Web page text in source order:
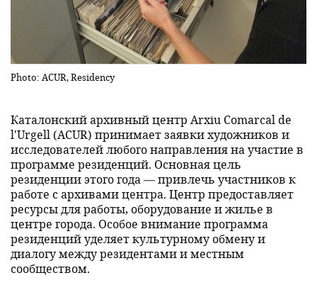
Photo: ACUR, Residency
Каталонский архивный центр Arxiu Comarcal de
l'Urgell (ACUR) принимает заявки художников и
исследователей любого направления на участие в
программе резиденций. Основная цель
резиденции этого года — привлечь участников к
работе с архивами центра. Центр предоставляет
ресурсы для работы, оборудование и жилье в
центре города. Особое внимание программа
резиденций уделяет культурному обмену и
диалогу между резидентами и местным
сообществом.